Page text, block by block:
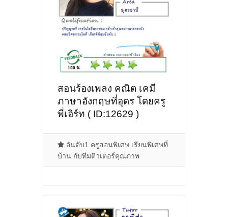
สอนร้องเพลง คณิต เคมี
ภาษาอังกฤษที่อุดร โดยครู
พี่เอิร์ท ( ID:12629 )
อันดับ1 ครูสอนพิเศษ เรียนพิเศษที่
บ้าน กับทีมติวเตอร์คุณภาพ